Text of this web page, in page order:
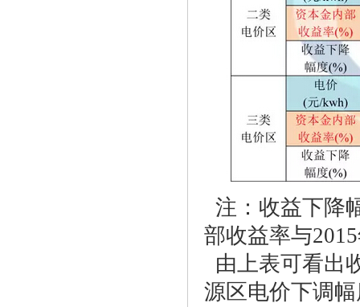
注：收益下降
部收益率与
由上表可看出
源区电价下调